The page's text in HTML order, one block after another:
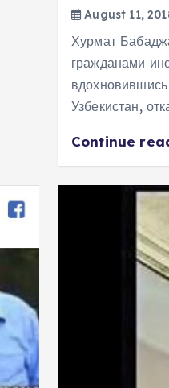
August 11,
Хурмат
гражданами
Узбекистан,
Continue